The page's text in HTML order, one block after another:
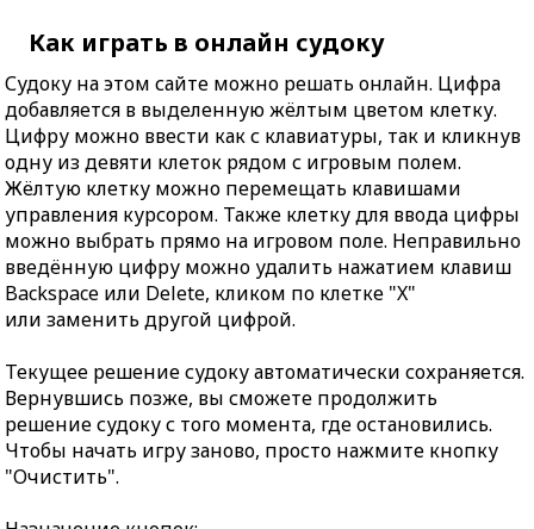
Как играть в онлайн судоку
Судоку на этом сайте можно решать онлайн. Цифра
добавляется в выделенную жёлтым цветом клетку.
Цифру можно ввести как с клавиатуры, так и кликнув
одну из девяти клеток рядом с игровым полем.
Жёлтую клетку можно перемещать клавишами
управления курсором. Также клетку для ввода цифры
можно выбрать прямо на игровом поле. Неправильно
введённую цифру можно удалить нажатием клавиш
Backspace или Delete, кликом по клетке "X"
или заменить другой цифрой.
Текущее решение судоку автоматически сохраняется.
Вернувшись позже, вы сможете продолжить
решение судоку с того момента, где остановились.
Чтобы начать игру заново, просто нажмите кнопку
"Очистить".